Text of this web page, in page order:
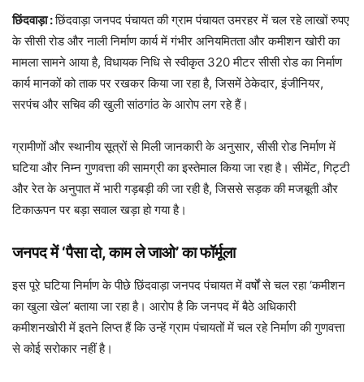
छिंदवाड़ा :छिंदवाड़ा जनपद पंचायत की ग्राम पंचायत उमरहर में चल रहे लाखों रुपए
के सीसी रोड और नाली निर्माण कार्य में गंभीर अनियमितता और कमीशन खोरी का
मामला सामने आया है, विधायक निधि से स्वीकृत 320 मीटर सीसी रोड का निर्माण
कार्य मानकों को ताक पर रखकर किया जा रहा है, जिसमें ठेकेदार, इंजीनियर,
सरपंच और सचिव की खुली सांठगांठ के आरोप लग रहे हैं।
ग्रामीणों और स्थानीय सूत्रों से मिली जानकारी के अनुसार, सीसी रोड निर्माण में
घटिया और निम्न गुणवत्ता की सामग्री का इस्तेमाल किया जा रहा है। सीमेंट, गिट्टी
और रेत के अनुपात में भारी गड़बड़ी की जा रही है, जिससे सड़क की मजबूती और
टिकाऊपन पर बड़ा सवाल खड़ा हो गया है।
जनपद में ‘पैसा दो, काम ले जाओ’ का फॉर्मूला
इस पूरे घटिया निर्माण के पीछे छिंदवाड़ा जनपद पंचायत में वर्षों से चल रहा ‘कमीशन
का खुला खेल’ बताया जा रहा है। आरोप है कि जनपद में बैठे अधिकारी
कमीशनखोरी में इतने लिप्त हैं कि उन्हें ग्राम पंचायतों में चल रहे निर्माण की गुणवत्ता
से कोई सरोकार नहीं है।